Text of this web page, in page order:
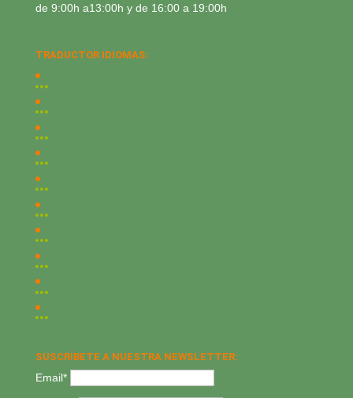
de 9:00h a13:00h y de 16:00 a 19:00h
TRADUCTOR IDIOMAS:
SUSCRÍBETE A NUESTRA NEWSLETTER:
Email*